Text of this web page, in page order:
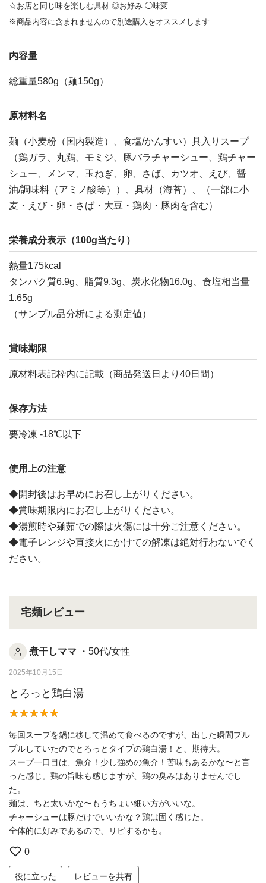
☆お店と同じ味を楽しむ具材 ◎お好み ◯味変
※商品内容に含まれませんので別途購入をオススメします
内容量
総重量580g（麺150g）
原材料名
麺（小麦粉（国内製造）、食塩/かんすい）具入りスープ
（鶏ガラ、丸鶏、モミジ、豚バラチャーシュー、鶏チャー
シュー、メンマ、玉ねぎ、卵、さば、カツオ、えび、醤
油/調味料（アミノ酸等））、具材（海苔）、（一部に小
麦・えび・卵・さば・大豆・鶏肉・豚肉を含む）
栄養成分表示（100g当たり）
熱量175kcal
タンパク質6.9g、脂質9.3g、炭水化物16.0g、食塩相当量
1.65g
（サンプル品分析による測定値）
賞味期限
原材料表記枠内に記載（商品発送日より40日間）
保存方法
要冷凍 -18℃以下
使用上の注意
◆開封後はお早めにお召し上がりください。
◆賞味期限内にお召し上がりください。
◆湯煎時や麺茹での際は火傷には十分ご注意ください。
◆電子レンジや直接火にかけての解凍は絶対行わないでく
ださい。
宅麺レビュー
煮干しママ ・50代/女性
2025年10月15日
とろっと鶏白湯
毎回スープを鍋に移して温めて食べるのですが、出した瞬間プル
プルしていたのでとろっとタイプの鶏白湯！と、期待大。
スープ一口目は、魚介！少し強めの魚介！苦味もあるかな〜と言
った感じ。鶏の旨味も感じますが、鶏の臭みはありませんでし
た。
麺は、ちと太いかな〜もうちょい細い方がいいな。
チャーシューは豚だけでいいかな？鶏は固く感じた。
全体的に好みであるので、リピするかも。
0
役に立った レビューを共有